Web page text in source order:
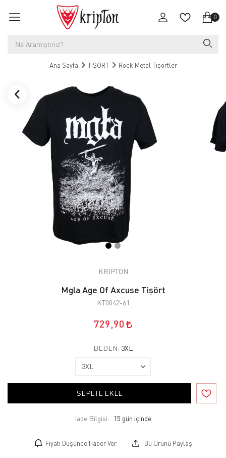
0
Ana Sayfa TİŞÖRT Rock Metal Tişörtler
KRIPTON
Mgla Age Of Axcuse Tişört
KT0042-61
729,90
BEDEN: 3XL
SEPETE EKLE
İade Bilgisi:
Fiyatı Düşünce Haber Ver Bu Ürünü Paylaş